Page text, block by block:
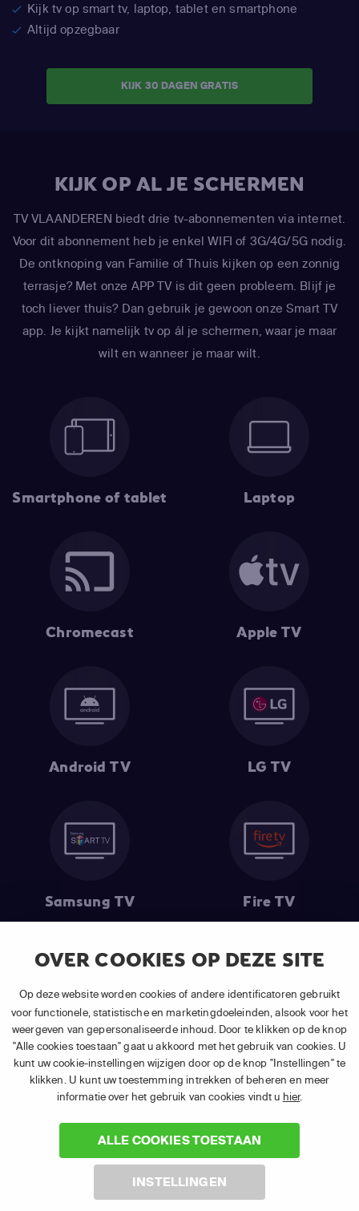
OVER COOKIES OP DEZE SITE
Op deze website worden cookies of andere identificatoren gebruikt
voor functionele, statistische en marketingdoeleinden, alsook voor het
weergeven van gepersonaliseerde inhoud. Door te klikken op de knop
"Alle cookies toestaan" gaat u akkoord met het gebruik van cookies. U
kunt uw cookie-instellingen wijzigen door op de knop "Instellingen" te
klikken. U kunt uw toestemming intrekken of beheren en meer
informatie over het gebruik van cookies vindt u hier.
ALLE COOKIES TOESTAAN
INSTELLINGEN
Kijk tv op smart tv, laptop, tablet en smartphone
Altijd opzegbaar
KIJK 30 DAGEN GRATIS
KIJK OP AL JE SCHERMEN
TV VLAANDEREN biedt drie tv-abonnementen via internet.
Voor dit abonnement heb je enkel WIFI of 3G/4G/5G nodig.
De ontknoping van Familie of Thuis kijken op een zonnig
terrasje? Met onze APP TV is dit geen probleem. Blijf je
toch liever thuis? Dan gebruik je gewoon onze Smart TV
app. Je kijkt namelijk tv op ál je schermen, waar je maar
wilt en wanneer je maar wilt.
Smartphone of tablet Laptop
Chromecast Apple TV
Android TV LG TV
Samsung TV Fire TV
(1) De eerste 30 dagen gratis: Geldig op alle nieuwe abonnementen
van APP TV Light, Basic of Plus.
(2) Prijs abonnement : Incl. BTW.
(3) Restart & Replayis beschikbaar voorvolgende zendersafhankelijk
van je gekozen pakket.
2026 Canal+ Luxembourg S. à r.l. - Alle rechten voorbehouden. TV
VLAANDEREN® is een merk gebruikt onder licentie door Canal+
Luxembourg S. à r.l. Maatschappelijke zetel: Rue Albert Borschette 4,